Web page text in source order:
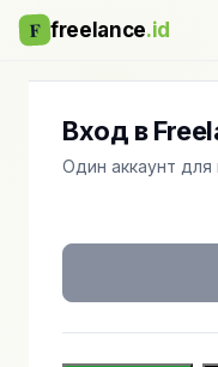
F freelance.id
Вход в
Один аккаунт